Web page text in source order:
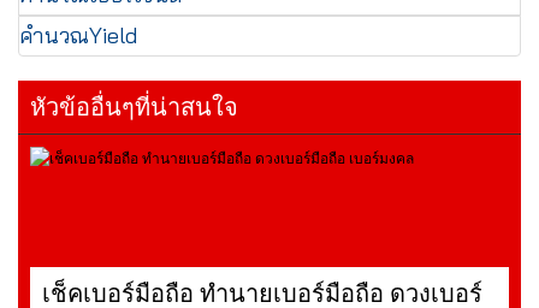
คำนวณYield
หัวข้ออื่นๆที่น่าสนใจ
เช็คเบอร์มือถือ ทำนายเบอร์มือถือ ดวงเบอร์